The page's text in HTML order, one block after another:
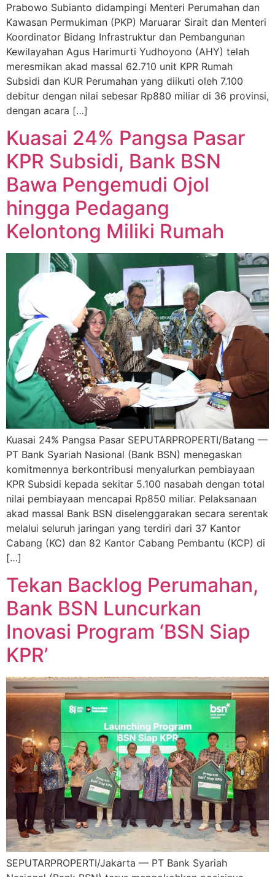
Prabowo Subianto didampingi Menteri Perumahan dan
Kawasan Permukiman (PKP) Maruarar Sirait dan Menteri
Koordinator Bidang Infrastruktur dan Pembangunan
Kewilayahan Agus Harimurti Yudhoyono (AHY) telah
meresmikan akad massal 62.710 unit KPR Rumah
Subsidi dan KUR Perumahan yang diikuti oleh 7.100
debitur dengan nilai sebesar Rp880 miliar di 36 provinsi,
dengan acara […]
Kuasai 24% Pangsa Pasar
KPR Subsidi, Bank BSN
Bawa Pengemudi Ojol
hingga Pedagang
Kelontong Miliki Rumah
Kuasai 24% Pangsa Pasar SEPUTARPROPERTI/Batang —
PT Bank Syariah Nasional (Bank BSN) menegaskan
komitmennya berkontribusi menyalurkan pembiayaan
KPR Subsidi kepada sekitar 5.100 nasabah dengan total
nilai pembiayaan mencapai Rp850 miliar. Pelaksanaan
akad massal Bank BSN diselenggarakan secara serentak
melalui seluruh jaringan yang terdiri dari 37 Kantor
Cabang (KC) dan 82 Kantor Cabang Pembantu (KCP) di
[…]
Tekan Backlog Perumahan,
Bank BSN Luncurkan
Inovasi Program ‘BSN Siap
KPR’
SEPUTARPROPERTI/Jakarta — PT Bank Syariah